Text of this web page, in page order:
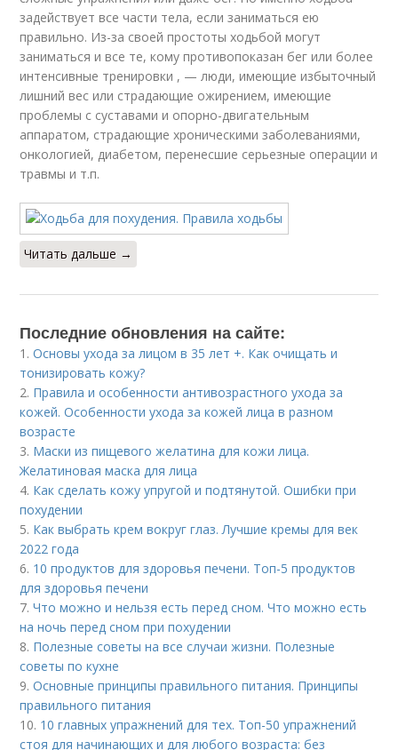
задействует все части тела, если заниматься ею
правильно. Из-за своей простоты ходьбой могут
заниматься и все те, кому противопоказан бег или более
интенсивные тренировки , — люди, имеющие избыточный
лишний вес или страдающие ожирением, имеющие
проблемы с суставами и опорно-двигательным
аппаратом, страдающие хроническими заболеваниями,
онкологией, диабетом, перенесшие серьезные операции и
травмы и т.п.
Читать дальше →
Последние обновления на сайте:
1.Основы ухода за лицом в 35 лет +. Как очищать и
тонизировать кожу?
2. Правила и особенности антивозрастного ухода за
кожей. Особенности ухода за кожей лица в разном
возрасте
3. Маски из пищевого желатина для кожи лица.
Желатиновая маска для лица
4. Как сделать кожу упругой и подтянутой. Ошибки при
похудении
5. Как выбрать крем вокруг глаз. Лучшие кремы для век
2022 года
6. 10 продуктов для здоровья печени. Топ-5 продуктов
для здоровья печени
7.Что можно и нельзя есть перед сном. Что можно есть
на ночь перед сном при похудении
8. Полезные советы на все случаи жизни. Полезные
советы по кухне
9.Основные принципы правильного питания. Принципы
правильного питания
10. 10 главных упражнений для тех. Топ-50 упражнений
стоя для начинающих и для любого возраста: без